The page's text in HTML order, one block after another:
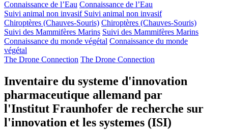
Connaissance de l’Eau Connaissance de l’Eau
Suivi animal non invasif Suivi animal non invasif
Chiroptères (Chauves-Souris) Chiroptères (Chauves-Souris)
Suivi des Mammifères Marins Suivi des Mammifères Marins
Connaissance du monde végétal Connaissance du monde
végétal
The Drone Connection The Drone Connection
Inventaire du systeme d'innovation
pharmaceutique allemand par
l'Institut Fraunhofer de recherche sur
l'innovation et les systemes (ISI)